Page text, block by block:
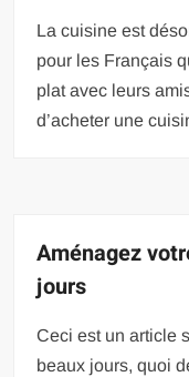
La cuisine est
pour les Français
plat avec leurs
d’acheter une
Aménagez
jours
Ceci est un article
beaux jours, quoi